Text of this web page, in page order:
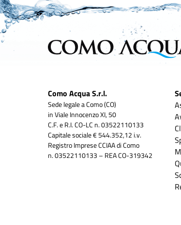
Como Acqua S.r.l.
Sede legale a Como (CO)
in Viale Innocenzo XI, 50
C.F. e R.I. CO-LC n. 03522110133
Capitale sociale € 544.352,12 i.v.
Registro Imprese CCIAA di Como
n. 03522110133 – REA CO-319342